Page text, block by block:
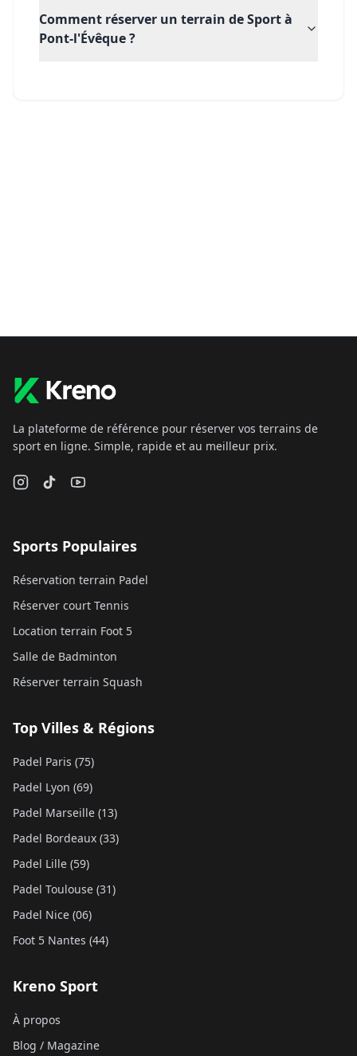
Comment réserver un terrain de Sport à
Pont-l'Évêque ?
La plateforme de référence pour réserver vos terrains de
sport en ligne. Simple, rapide et au meilleur prix.
Sports Populaires
Réservation terrain Padel
Réserver court Tennis
Location terrain Foot 5
Salle de Badminton
Réserver terrain Squash
Top Villes & Régions
Padel Paris (75)
Padel Lyon (69)
Padel Marseille (13)
Padel Bordeaux (33)
Padel Lille (59)
Padel Toulouse (31)
Padel Nice (06)
Foot 5 Nantes (44)
Kreno Sport
À propos
Blog / Magazine